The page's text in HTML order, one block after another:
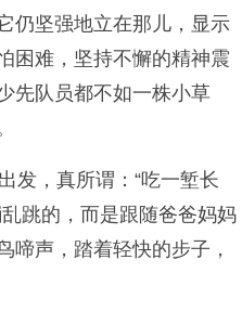
仍坚强地立在那儿，显示
困难，坚持不懈的精神震
先队员都不如一株小草
发，真所谓：“吃一堑长
跳的，而是跟随爸爸妈妈
啼声，踏着轻快的步子，